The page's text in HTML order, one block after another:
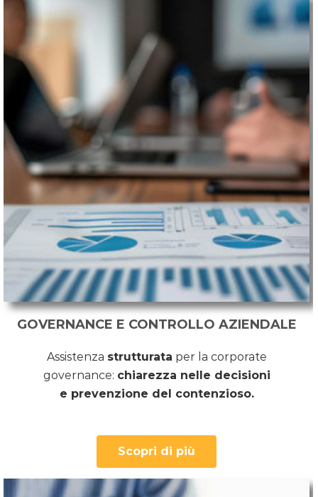
GOVERNANCE E CONTROLLO AZIENDALE
Assistenza strutturata per la corporate
governance: chiarezza nelle decisioni
e prevenzione del contenzioso.
Scopri di più